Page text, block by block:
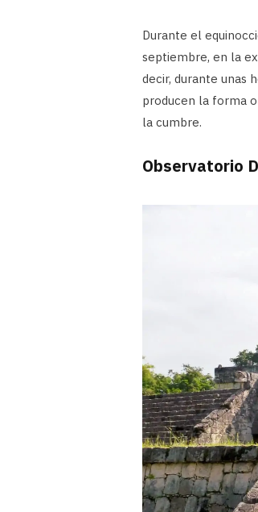
Durante el
septiembre, en la
decir, durante unas
producen la forma
la cumbre.
Observatorio